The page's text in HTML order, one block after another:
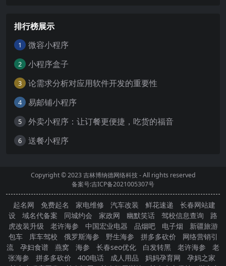
排行榜展示
1 微容小程序
2 小程序盒子
3 论需求分析对应用软件开发的重要性
4 易邮铺小程序
5 外卖小程序：让订餐更便捷，吃货的福音
6 送餐小程序
Copyright © 2023吉林博纳德网络科技- All rights reserved
备案号:吉ICP备2021005307号
起名网 免费起名 家电维修 汽车改装 鲜花速递
长春网站建
设
域名代备案 同城约会 家政网 幽默笑话 驾校信息查询
路
虎改装升级
老许海参 中国宏业电器 品烟吧 电子烟
新疆旅游
包车
库车驾校 俄罗斯海参 野生海参 拼多多砍价
网络营销引
流
孕妇食谱 燕窝 海参 长春seo优化 白发转黑 老许海参
老
张海参
拼多多砍价 400电话 成人用品 妈妈孕育网
孕妈之家